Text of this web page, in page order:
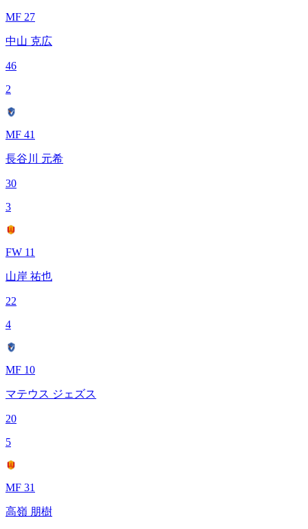
MF 27
中山 克広
46
2
MF 41
長谷川 元希
30
3
FW 11
山岸 祐也
22
4
MF 10
マテウス ジェズス
20
5
MF 31
高嶺 朋樹